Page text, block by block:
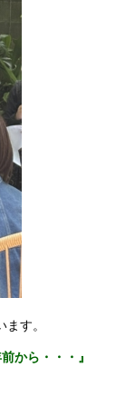
す。
から・・・』